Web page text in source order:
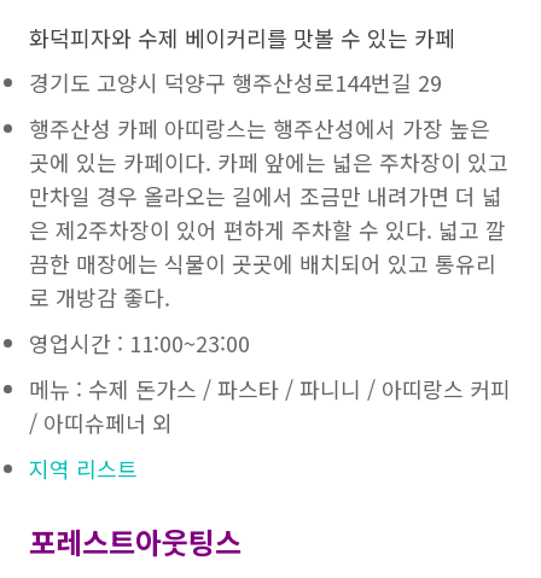
화덕피자와 수제 베이커리를 맛볼 수 있는 카페
경기도 고양시 덕양구 행주산성로144번길 29
행주산성 카페 아띠랑스는 행주산성에서 가장 높은
곳에 있는 카페이다. 카페 앞에는 넓은 주차장이 있고
만차일 경우 올라오는 길에서 조금만 내려가면 더 넓
은 제2주차장이 있어 편하게 주차할 수 있다. 넓고 깔
끔한 매장에는 식물이 곳곳에 배치되어 있고 통유리
로 개방감 좋다.
영업시간 : 11:00~23:00
메뉴 : 수제 돈가스 / 파스타 / 파니니 / 아띠랑스 커피
/ 아띠슈페너 외
지역 리스트
포레스트아웃팅스